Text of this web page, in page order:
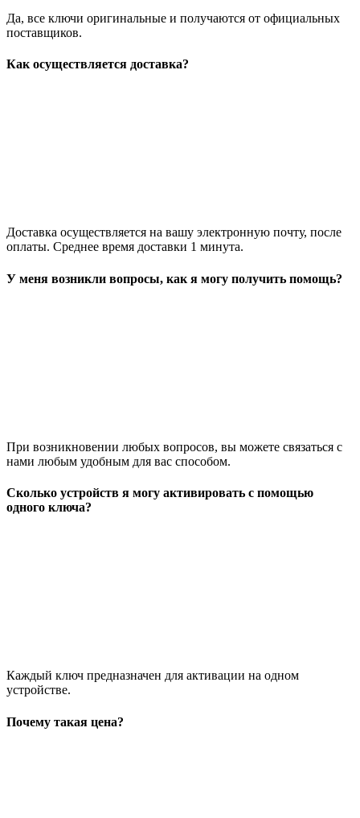
Да, все ключи оригинальные и получаются от официальных
поставщиков.
Как осуществляется доставка?
Доставка осуществляется на вашу электронную почту, после
оплаты. Среднее время доставки 1 минута.
У меня возникли вопросы, как я могу получить помощь?
При возникновении любых вопросов, вы можете связаться с
нами любым удобным для вас способом.
Сколько устройств я могу активировать с помощью
одного ключа?
Каждый ключ предназначен для активации на одном
устройстве.
Почему такая цена?